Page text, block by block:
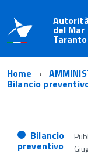
del
Taranto
Home
Bilancio
Bilancio
preventivo